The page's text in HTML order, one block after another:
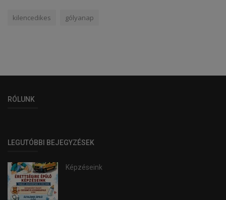
kilencedikes gólyanap
RÓLUNK
LEGUTÓBBI BEJEGYZÉSEK
Képzéseink